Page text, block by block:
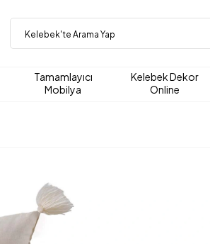
Tamamlayıcı
Mobilya
Kelebek Dekor
Online